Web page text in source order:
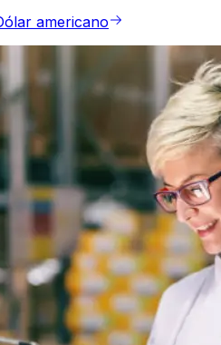
americano